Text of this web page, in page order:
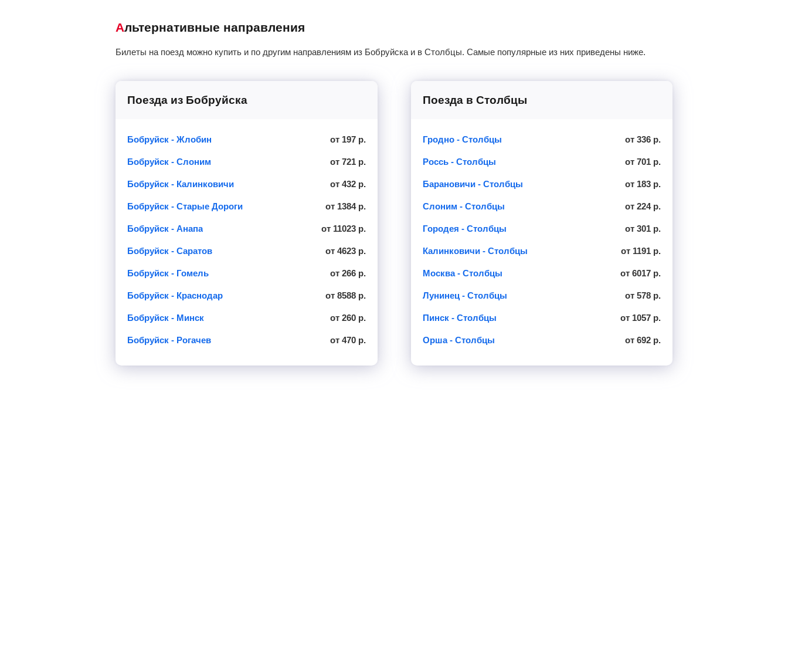
Альтернативные направления
Билеты на поезд можно купить и по другим направлениям из Бобруйска и в Столбцы. Самые популярные из них приведены ниже.
Поезда из Бобруйска
Бобруйск - Жлобин от 197 р.
Бобруйск - Слоним от 721 р.
Бобруйск - Калинковичи от 432 р.
Бобруйск - Старые Дороги от 1384 р.
Бобруйск - Анапа от 11023 р.
Бобруйск - Саратов от 4623 р.
Бобруйск - Гомель от 266 р.
Бобруйск - Краснодар от 8588 р.
Бобруйск - Минск от 260 р.
Бобруйск - Рогачев от 470 р.
Поезда в Столбцы
Гродно - Столбцы от 336 р.
Россь - Столбцы от 701 р.
Барановичи - Столбцы от 183 р.
Слоним - Столбцы от 224 р.
Городея - Столбцы от 301 р.
Калинковичи - Столбцы от 1191 р.
Москва - Столбцы от 6017 р.
Лунинец - Столбцы от 578 р.
Пинск - Столбцы от 1057 р.
Орша - Столбцы от 692 р.